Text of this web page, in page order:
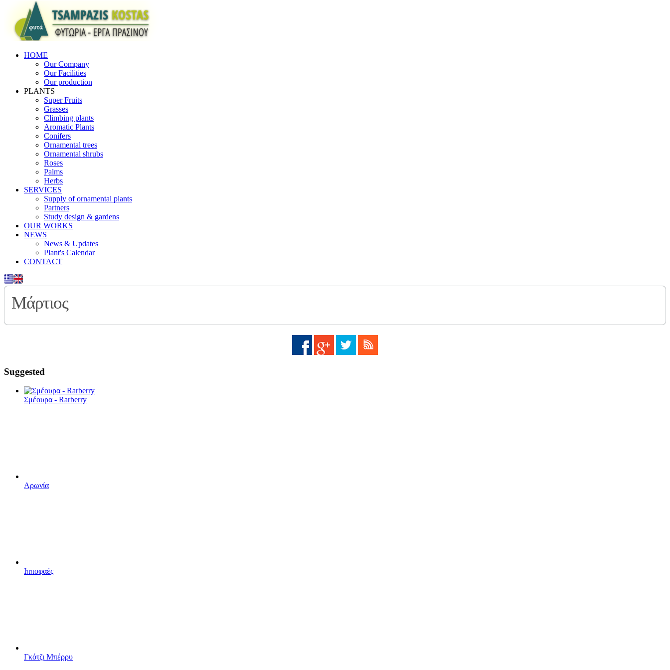
HOME
Our Company
Our Facilities
Our production
PLANTS
Super Fruits
Grasses
Climbing plants
Aromatic Plants
Conifers
Ornamental trees
Ornamental shrubs
Roses
Palms
Herbs
SERVICES
Supply of ornamental plants
Partners
Study design & gardens
OUR WORKS
NEWS
News & Updates
Plant's Calendar
CONTACT
Μάρτιος
Suggested
Σμέουρα - Rarberry
Αρωνία
Ιπποφαές
Γκότζι Μπέρρυ